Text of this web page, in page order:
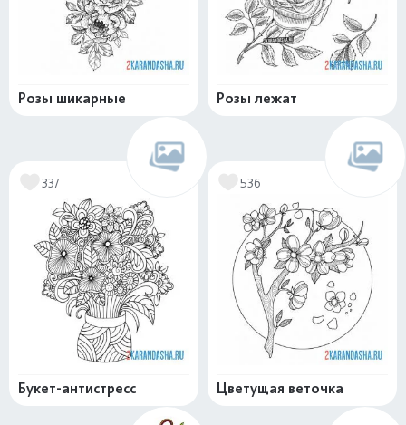
Розы шикарные Розы лежат
337
Букет-антистресс
536
Цветущая веточка